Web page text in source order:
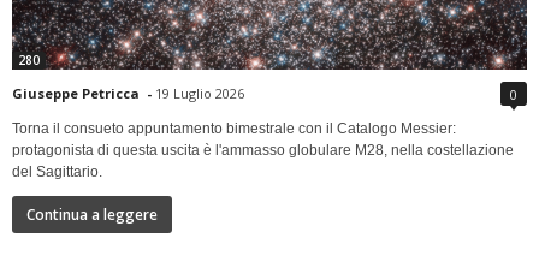
280
Giuseppe Petricca - 19 Luglio 2026 0
Torna il consueto appuntamento bimestrale con il Catalogo Messier:
protagonista di questa uscita è l'ammasso globulare M28, nella costellazione
del Sagittario.
Continua a leggere